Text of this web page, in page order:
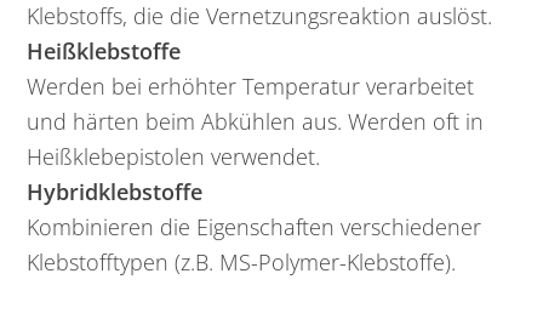
Klebstoffs, die die Vernetzungsreaktion auslöst.
Heißklebstoffe
Werden bei erhöhter Temperatur verarbeitet
und härten beim Abkühlen aus. Werden oft in
Heißklebepistolen verwendet.
Hybridklebstoffe
Kombinieren die Eigenschaften verschiedener
Klebstofftypen (z.B. MS-Polymer-Klebstoffe).